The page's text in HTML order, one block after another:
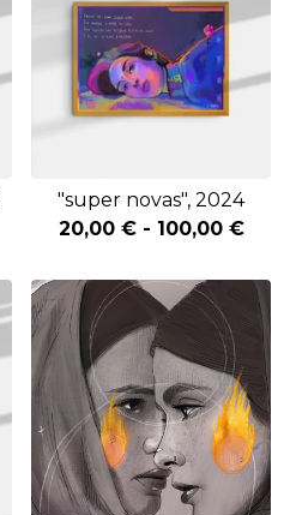
"super novas", 2024
20,00 €- 100,00 €